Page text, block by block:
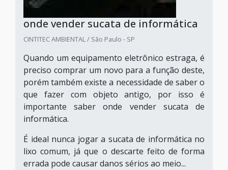
onde vender sucata de informática
CINTITEC AMBIENTAL / São Paulo - SP
Quando um equipamento eletrônico estraga, é
preciso comprar um novo para a função deste,
porém também existe a necessidade de saber o
que fazer com objeto antigo, por isso é
importante saber onde vender sucata de
informática.
É ideal nunca jogar a sucata de informática no
lixo comum, já que o descarte feito de forma
errada pode causar danos sérios ao meio...